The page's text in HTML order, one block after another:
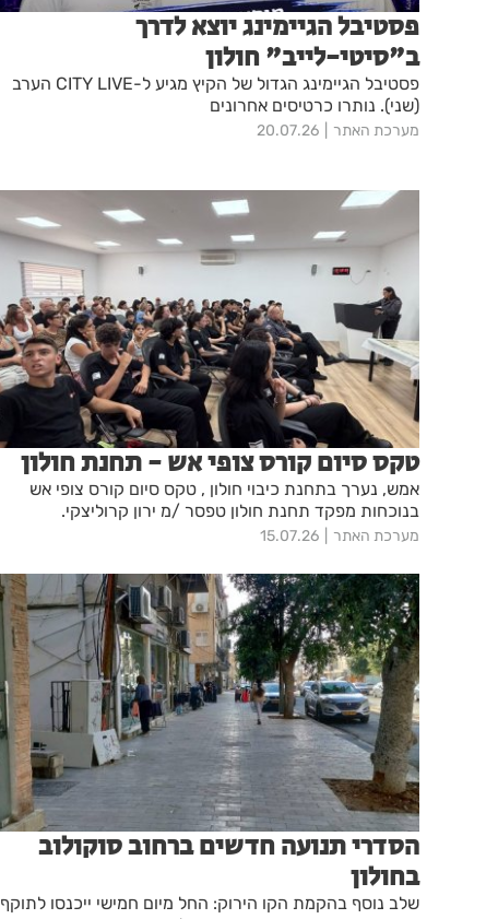
פסטיבל הגיימינג יוצא לדרך
ב"סיטי-לייב" חולון
פסטיבל הגיימינג הגדול של הקיץ מגיע ל-CITY LIVE הערב
(שני). נותרו כרטיסים אחרונים
מערכת האתר 20.07.26
טקס סיום קורס צופי אש - תחנת חולון
אמש, נערך בתחנת כיבוי חולון , טקס סיום קורס צופי אש
בנוכחות מפקד תחנת חולון טפסר /מ ירון קרוליצקי.
מערכת האתר 15.07.26
הסדרי תנועה חדשים ברחוב סוקולוב
בחולון
שלב נוסף בהקמת הקו הירוק: החל מיום חמישי ייכנסו לתוקף